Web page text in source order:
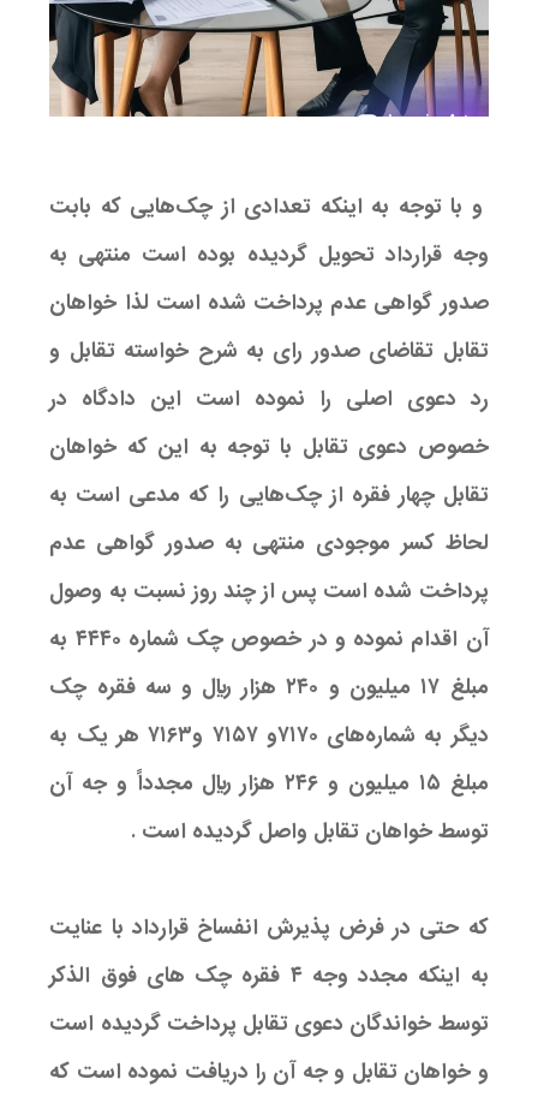
و با توجه به اینکه تعدادی از چک‌هایی که بابت
وجه قرارداد تحویل گردیده بوده است منتهی به
صدور گواهی عدم پرداخت شده است لذا خواهان
تقابل تقاضای صدور رای به شرح خواسته تقابل و
رد دعوی اصلی را نموده است این دادگاه در
خصوص دعوی تقابل با توجه به این که خواهان
تقابل چهار فقره از چک‌هایی را که مدعی است به
لحاظ کسر موجودی منتهی به صدور گواهی عدم
پرداخت شده است پس از چند روز نسبت به وصول
آن اقدام نموده و در خصوص چک شماره ۴۴۴۰ به
مبلغ ۱۷ میلیون و ۲۴۰ هزار ریال و سه فقره چک
دیگر به شماره‌های ۷۱۷۰و ۷۱۵۷ و۷۱۶۳ هر یک به
مبلغ ۱۵ میلیون و ۲۴۶ هزار ریال مجدداً و جه آن
توسط خواهان تقابل واصل گردیده است .
که حتی در فرض پذیرش انفساخ قرارداد با عنایت
به اینکه مجدد وجه ۴ فقره چک های فوق الذکر
توسط خواندگان دعوی تقابل پرداخت گردیده است
و خواهان تقابل و جه آن را دریافت نموده است که